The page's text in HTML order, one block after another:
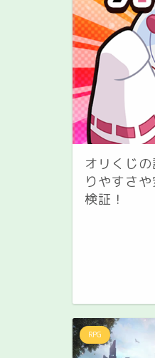
オリくじ
りやすさ
検証！
RPG